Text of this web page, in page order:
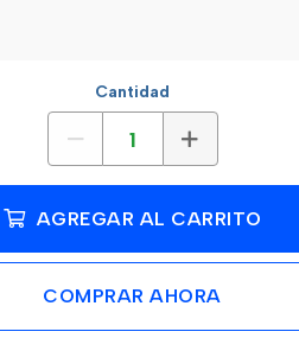
Cantidad
AGREGAR AL CARRITO
COMPRAR AHORA